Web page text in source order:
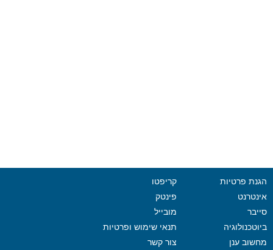
הגנת פרטיות
אינטרנט
סייבר
ביוטכנולוגיה
מחשוב ענן
קריפטו
פינטק
מובייל
תנאי שימוש ופרטיות
צור קשר